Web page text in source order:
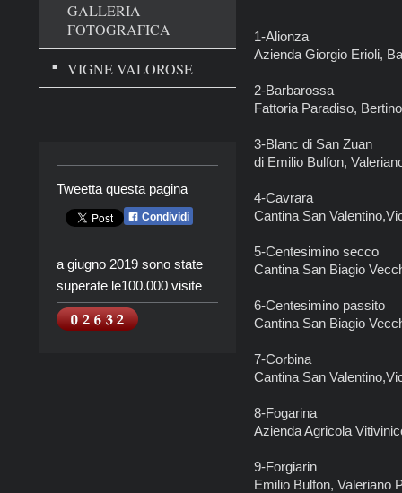
GALLERIA
FOTOGRAFICA
VIGNE VALOROSE
Tweetta questa pagina
Condividi
a giugno 2019 sono state
superate le100.000 visite
1-Alionza
Azienda Giorgio Erioli,
2-Barbarossa
Fattoria Paradiso,
3-Blanc di San Zuan
di Emilio Bulfon,
4-Cavrara
Cantina San
5-Centesimino secco
Cantina San Biagio
6-Centesimino passito
Cantina San Biagio
7-Corbina
Cantina San
8-Fogarina
Azienda Agricola
9-Forgiarin
Emilio Bulfon, Valeriano